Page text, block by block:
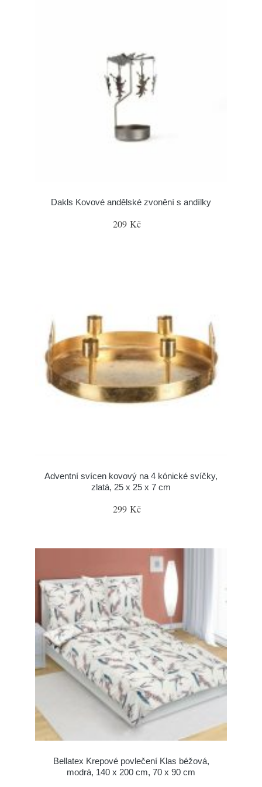
Dakls Kovové andělské zvonění s andílky
209 Kč
Adventní svícen kovový na 4 kónické svíčky,
zlatá, 25 x 25 x 7 cm
299 Kč
Bellatex Krepové povlečení Klas béžová,
modrá, 140 x 200 cm, 70 x 90 cm